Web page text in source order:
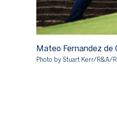
Mateo Fernandez de
Photo by Stuart Kerr/R&A/